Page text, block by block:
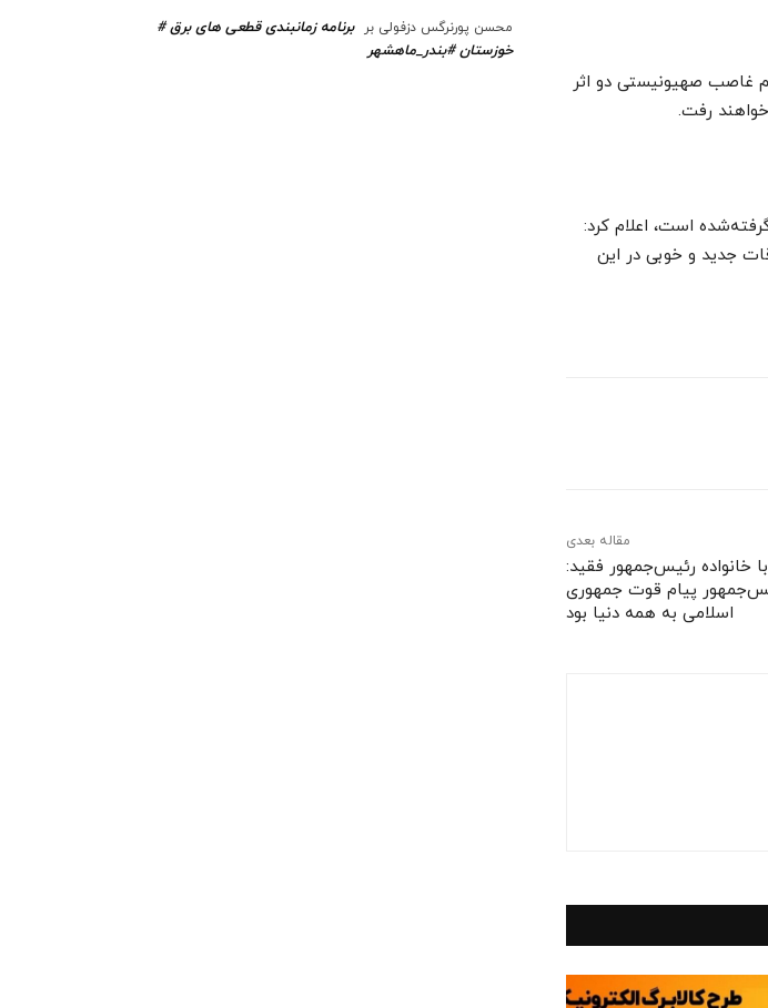
غاصب صهیونیستی دو اثر
رفت.
است، اعلام کرد:
جدید و خوبی در این
مقاله بعدی
با خانواده رئیس‌جمهور فقید:
پیام قوت جمهوری
اسلامی به همه‌ دنیا بود
محسن پورنرگس دزفولی بر
برنامه زمانبندی قطعی های برق #
خوزستان #بندر_ماهشهر